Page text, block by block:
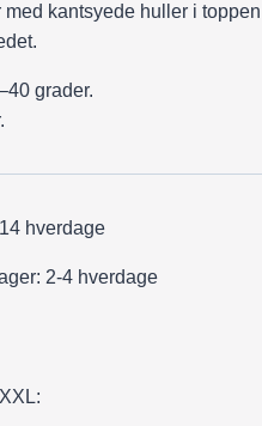
kantsyede huller i
grader.
hverdage
2-4 hverdage